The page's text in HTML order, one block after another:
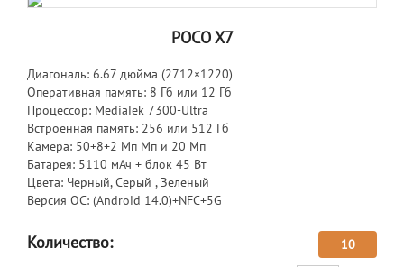
POCO X7
Диагональ: 6.67 дюйма (2712×1220)
Оперативная память: 8 Гб или 12 Гб
Процессор: MediaTek 7300-Ultra
Встроенная память: 256 или 512 Гб
Камера: 50+8+2 Мп Мп и 20 Мп
Батарея: 5110 мАч + блок 45 Вт
Цвета: Черный, Серый , Зеленый
Версия ОС: (Android 14.0)+NFC+5G
Количество: 10